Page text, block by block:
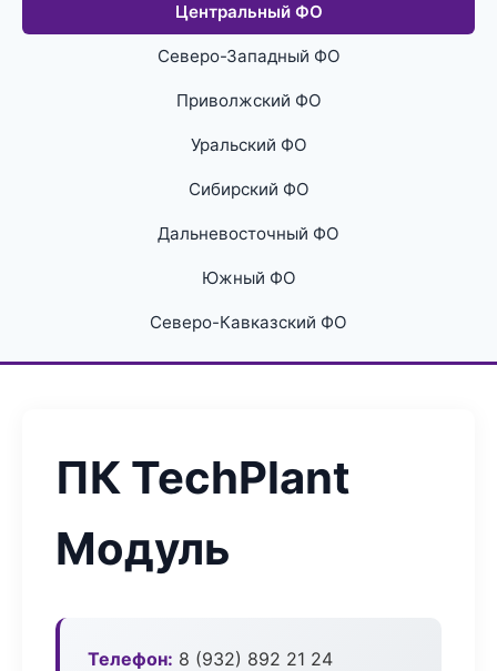
Центральный ФО
Северо-Западный ФО
Приволжский ФО
Уральский ФО
Сибирский ФО
Дальневосточный ФО
Южный ФО
Северо-Кавказский ФО
ПК TechPlant
Модуль
Телефон: 8 (932) 892 21 24